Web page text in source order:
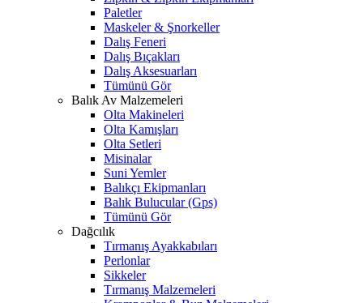
Paletler
Maskeler & Şnorkeller
Dalış Feneri
Dalış Bıçakları
Dalış Aksesuarları
Tümünü Gör
Balık Av Malzemeleri
Olta Makineleri
Olta Kamışları
Olta Setleri
Misinalar
Suni Yemler
Balıkçı Ekipmanları
Balık Bulucular (Gps)
Tümünü Gör
Dağcılık
Tırmanış Ayakkabıları
Perlonlar
Sikkeler
Tırmanış Malzemeleri